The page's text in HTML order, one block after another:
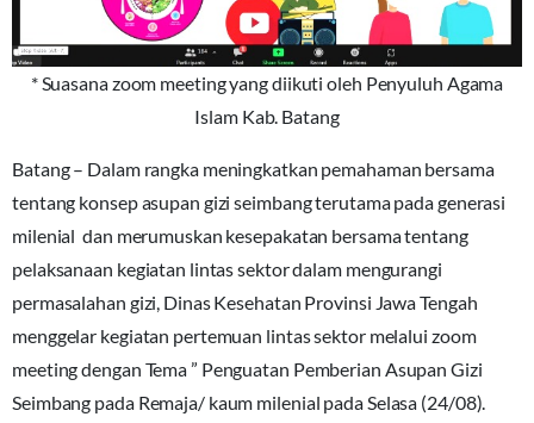
* Suasana zoom meeting yang diikuti oleh Penyuluh Agama
Islam Kab. Batang
Batang – Dalam rangka meningkatkan pemahaman bersama
tentang konsep asupan gizi seimbang terutama pada generasi
milenial dan merumuskan kesepakatan bersama tentang
pelaksanaan kegiatan lintas sektor dalam mengurangi
permasalahan gizi, Dinas Kesehatan Provinsi Jawa Tengah
menggelar kegiatan pertemuan lintas sektor melalui zoom
meeting dengan Tema ” Penguatan Pemberian Asupan Gizi
Seimbang pada Remaja/ kaum milenial pada Selasa (24/08).